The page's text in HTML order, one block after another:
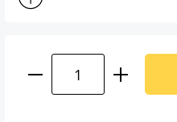
Cantidad del